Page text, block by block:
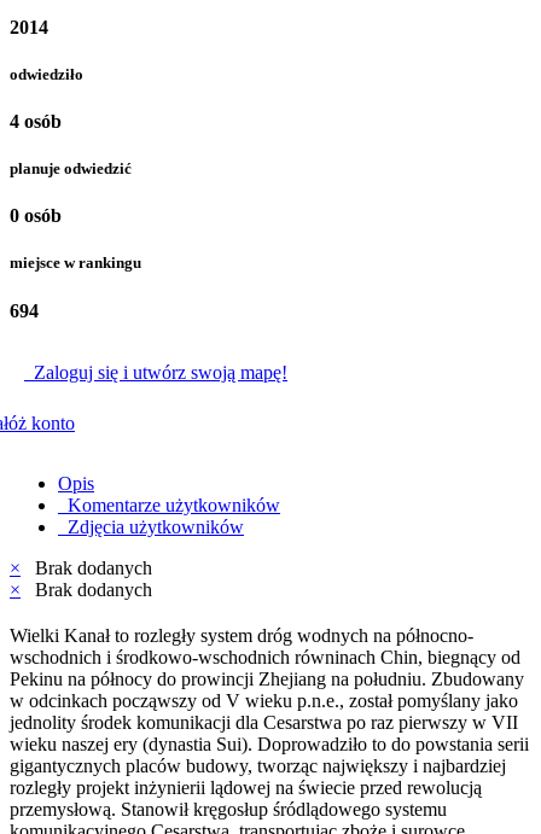
2014
odwiedziło
4 osób
planuje odwiedzić
0 osób
miejsce w rankingu
694
Zaloguj się i utwórz swoją mapę!
konto
Opis
Komentarze użytkowników
Zdjęcia użytkowników
×
Brak dodanych
×
Brak dodanych
Wielki Kanał to rozległy system dróg wodnych na północno-
wschodnich i środkowo-wschodnich równinach Chin, biegnący od
Pekinu na północy do prowincji Zhejiang na południu. Zbudowany
w odcinkach począwszy od V wieku p.n.e., został pomyślany jako
jednolity środek komunikacji dla Cesarstwa po raz pierwszy w VII
wieku naszej ery (dynastia Sui). Doprowadziło to do powstania serii
gigantycznych placów budowy, tworząc największy i najbardziej
rozległy projekt inżynierii lądowej na świecie przed rewolucją
przemysłową. Stanowił kręgosłup śródlądowego systemu